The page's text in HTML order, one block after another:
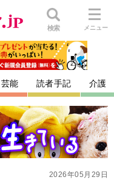
検索 メニュー
芸能 読者手記 介護
2026年05月29日